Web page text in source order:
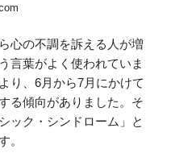
心の不調を訴える人が増
言葉がよく使われていま
り、6月から7月にかけて
る傾向がありました。そ
ック・シンドローム」と
。